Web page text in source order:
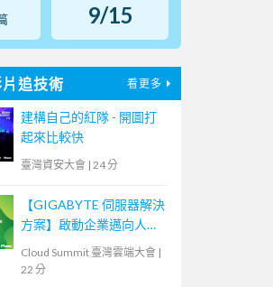
9/15
追技術 看更多
建構自己的紅隊 - 開圖打
起來比較快
臺灣資安大會 | 24 分
【GIGABYTE 伺服器解決
方案】啟動企業邁向人工
智慧應用的一站式解決方
案
Cloud Summit 臺灣雲端大會 |
22 分